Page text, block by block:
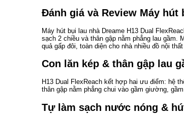
Đánh giá và Review Máy hút
Máy hút bụi lau nhà Dreame H13 Dual
sạch 2 chiều và thân gập nằm phẳng lau
quả gấp đôi, toàn diện cho nhà nhiều đồ nội
Con lăn kép & thân gập lau
H13 Dual FlexReach kết hợp hai ưu điểm: hệ
thân gập nằm phẳng chui vào gầm giường,
Tự làm sạch nước nóng &